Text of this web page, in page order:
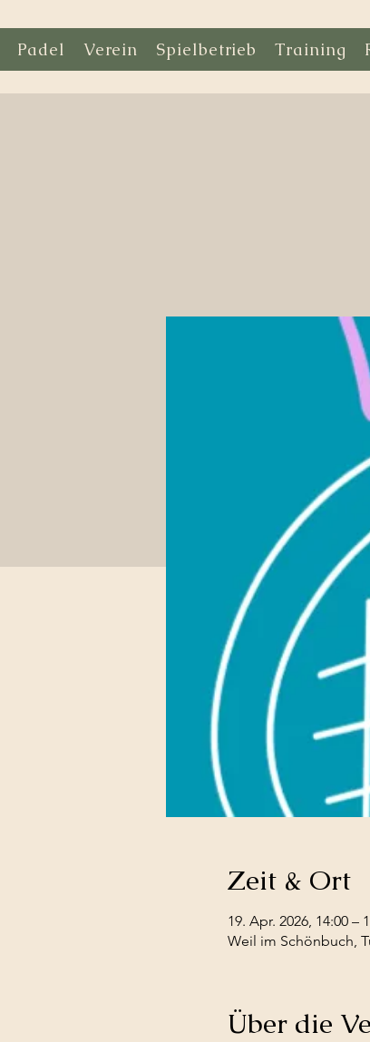
Padel Verein Spielbetrieb Training
Zeit & Ort
19. Apr. 2026, 14:00 –
Weil im Schönbuch,
Über die